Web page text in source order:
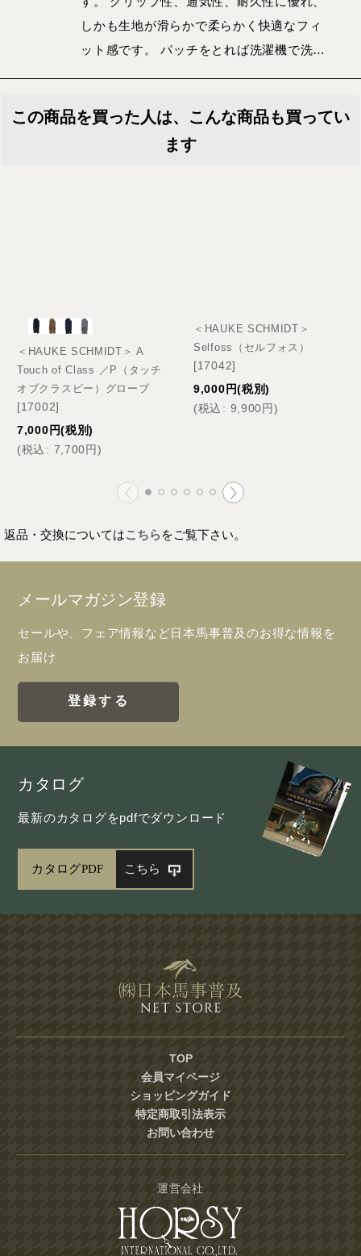
しかも生地が滑らかで柔らかく快適なフィ
ット感です。 パッチをとれば洗濯機で洗…
この商品を買った人は、こんな商品も買ってい
ます
＜HAUKE SCHMIDT＞ A
Touch of Class ／P（タッチ
オブクラスピー）グローブ
[17002]
7,000 円(税別)
(税込 : 7,700円)
＜HAUKE SCHMIDT＞
Selfoss（セルフォス）
[17042]
9,000 円(税別)
(税込 : 9,900円)
返品・交換についてはこちらをご覧下さい。
メールマガジン登録
セールや、フェア情報など日本馬事普及のお得な情報を
お届け
登録する
カタログ
最新のカタログをpdfでダウンロード
カタログPDF こちら
TOP
会員マイページ
ショッピングガイド
特定商取引法表示
お問い合わせ
運営会社